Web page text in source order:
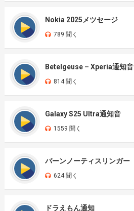
Nokia 2025メツセージ
789 聞く
Betelgeuse – Xperia通知音
814 聞く
Galaxy S25 Ultra通知音
1559 聞く
バーンノーティスリンガー
624 聞く
ドラえもん通知